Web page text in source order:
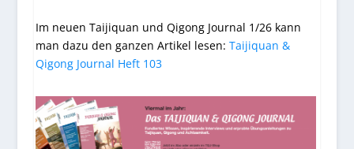
Im neuen Taijiquan und Qigong Journal 1/26 kann
man dazu den ganzen Artikel lesen:Taijiquan &
Qigong Journal Heft 103